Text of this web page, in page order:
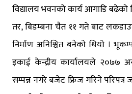
विद्यालय भवनको कार्य आगाडि बढेको
तर, बिडम्बना चैत ११ गते बाट
निर्माण अनिश्चित बनेको थियो ।
इकाई केन्द्रीय कार्यालयले २०७७
सम्पन्न नगरे बजेट फ्रिज गरिने परिपत्र